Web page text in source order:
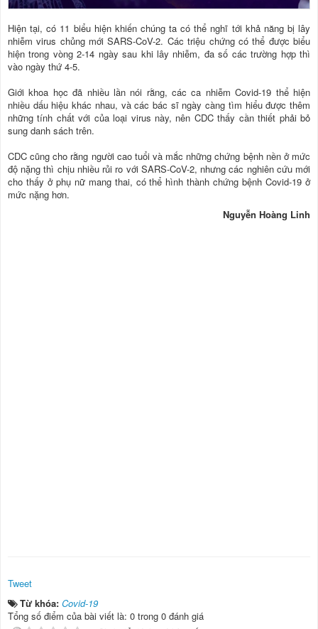
Hiện tại, có 11 biểu hiện khiến chúng ta có thể nghĩ tới khả năng bị lây
nhiễm virus chủng mới SARS-CoV-2. Các triệu chứng có thể được biểu
hiện trong vòng 2-14 ngày sau khi lây nhiễm, đa số các trường hợp thì
vào ngày thứ 4-5.
Giới khoa học đã nhiều lần nói rằng, các ca nhiễm Covid-19 thể hiện
nhiều dấu hiệu khác nhau, và các bác sĩ ngày càng tìm hiểu được thêm
những tính chất với của loại virus này, nên CDC thấy cần thiết phải bỏ
sung danh sách trên.
CDC cũng cho rằng người cao tuổi và mắc những chứng bệnh nền ở mức
độ nặng thì chịu nhiều rủi ro với SARS-CoV-2, nhưng các nghiên cứu mới
cho thấy ở phụ nữ mang thai, có thể hình thành chứng bệnh Covid-19 ở
mức nặng hơn.
Nguyễn Hoàng Linh
Tweet
Từ khóa: Covid-19
Tổng số điểm của bài viết là: 0 trong 0 đánh giá